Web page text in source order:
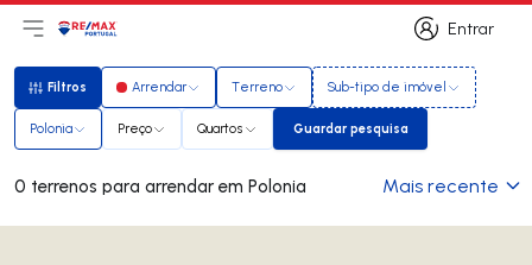
Entrar
Entrar
Abri menu principal
LogoIr para página inicial
Filtros
Filtros Arrendar Terreno Sub-tipo de imóvel
Polonia Preço Quartos Guardar pesquisa
Guardar pesquisa
0 terrenos para arrendar em Polonia Mais recente